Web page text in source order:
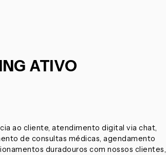
ATIVO
ao cliente, atendimento digital via chat,
de consultas médicas, agendamento
duradouros com nossos clientes,